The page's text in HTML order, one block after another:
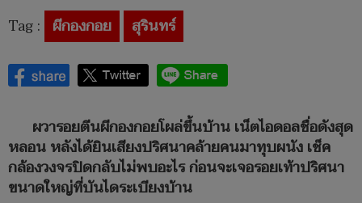
Tag : ผีกองกอย สุรินทร์
ผวารอยตีนผีกองกอยโผล่ขึ้นบ้าน เน็ตไอดอลชื่อดังสุด
หลอน หลังได้ยินเสียงปริศนาคล้ายคนมาทุบผนัง เช็ค
กล้องวงจรปิดกลับไม่พบอะไร ก่อนจะเจอรอยเท้าปริศนา
ขนาดใหญ่ที่บันไดระเบียงบ้าน